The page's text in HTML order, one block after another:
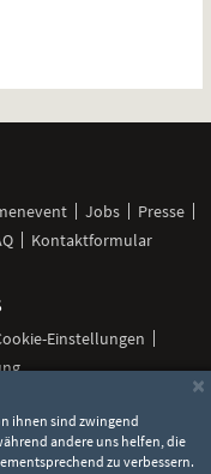
Jobs
Presse
Kontaktformular
Einstellungen
Unser
×
ihnen sind zwingend
andere uns helfen, die
zu verbessern.